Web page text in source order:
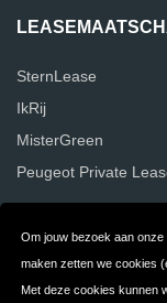
Om jouw bezoek aan
maken zetten we cookies
Met deze cookies kunnen
SternLease
IkRij
MisterGreen
Peugeot Private
Contact